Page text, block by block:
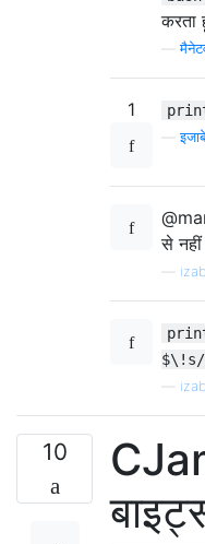
करता
—
1
—
से नहीं
10